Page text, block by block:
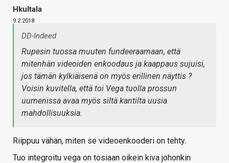
Hkultala
9.2.2018
DD-Indeed
Rupesin tuossa muuten fundeeraamaan, että
mitenhän videoiden enkoodaus ja kaappaus sujuisi,
jos tämän kylkiäisenä on myös erillinen näyttis ?
Voisin kuvitella, että toi Vega tuolla prossun
uumenissa avaa myös siltä kantilta uusia
mahdollisuuksia.
Riippuu vähän, miten se videoenkooderi on tehty.
Tuo integroitu vega on tosiaan oikein kiva johonkin